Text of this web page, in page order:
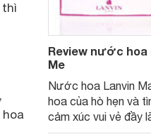
Review nước hoa
Me
Nước hoa Lanvin
hoa của hò hẹn và
cảm xúc vui vẻ đầy
kế dành cho những